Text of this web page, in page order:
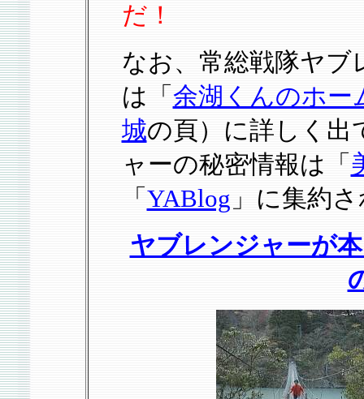
だ！
なお、常総戦隊ヤブ
は「 余湖くんのホー
城の頁）に詳しく出
ャーの秘密情報は「
「 YABlog 」に集約
ヤブレンジャーが